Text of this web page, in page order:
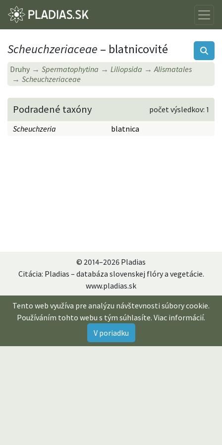
Scheuchzeriaceae – blatnicovité
Druhy Spermatophytina Liliopsida
Alismatales
Scheuchzeriaceae
Podradené taxóny
počet výsledkov: 1
Scheuchzeria
blatnica
© 2014–2026 Pladias
Citácia: Pladias – databáza slovenskej flóry a vegetácie.
www.pladias.sk
Tento web využíva pre analýzu návštevnosti súbory cookie.
Používáním tohto webu s tým súhlasíte. Viac informácií.
V poriadku